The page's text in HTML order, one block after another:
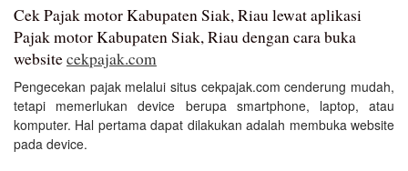
Cek Pajak motor Kabupaten Siak, Riau lewat aplikasi
Pajak motor Kabupaten Siak, Riau dengan cara buka
websitecekpajak.com
Pengecekan pajak melalui situs cekpajak.com cenderung mudah,
tetapi memerlukan device berupa smartphone, laptop, atau
komputer. Hal pertama dapat dilakukan adalah membuka website
pada device.